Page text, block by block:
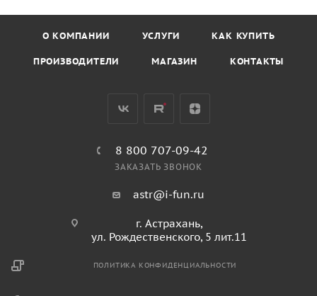
О КОМПАНИИ УСЛУГИ КАК КУПИТЬ
ПРОИЗВОДИТЕЛИ МАГАЗИН КОНТАКТЫ
8 800 707-09-42
ЗАКАЗАТЬ ЗВОНОК
astr@i-fun.ru
г. Астрахань,
ул. Рождественского, 5 лит.11
ПОЛИТИКА КОНФИДЕНЦИАЛЬНОСТИ